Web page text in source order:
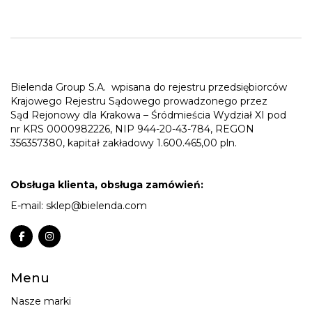
Bielenda Group S.A. wpisana do rejestru przedsiębiorców
Krajowego Rejestru Sądowego prowadzonego przez
Sąd Rejonowy dla Krakowa – Śródmieścia Wydział XI pod
nr KRS 0000982226, NIP 944-20-43-784, REGON
356357380, kapitał zakładowy 1.600.465,00 pln.
Obsługa klienta, obsługa zamówień:
E-mail: sklep@bielenda.com
Menu
Nasze marki